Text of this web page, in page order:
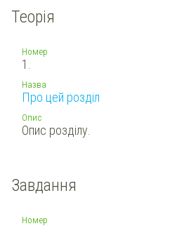
Теорія
Номер
1.
Назва
Про цей розділ
Опис
Опис розділу.
Завдання
Номер